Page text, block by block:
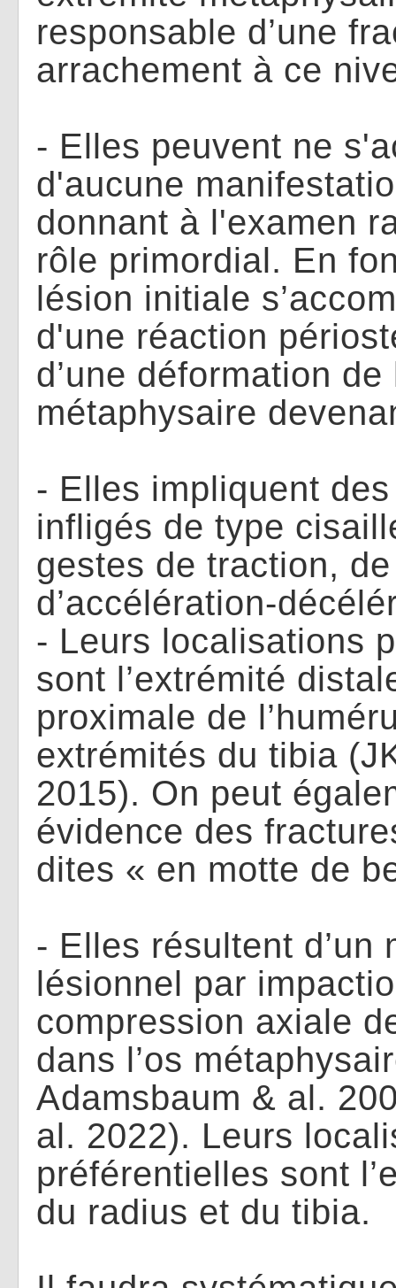
responsable d’une
arrachement à ce
- Elles peuvent ne
d'aucune
donnant à l'examen
rôle primordial. En
lésion initiale
d'une réaction
d’une déformation
métaphysaire
- Elles impliquent
infligés de type
gestes de traction,
d’accélération-
- Leurs localisations
sont l’extrémité
proximale de
extrémités du tibia
2015). On peut
évidence des
dites « en motte de
- Elles résultent d’un
lésionnel par
compression axiale
dans l’os
Adamsbaum & al.
al. 2022). Leurs
préférentielles sont
du radius et du tibia.